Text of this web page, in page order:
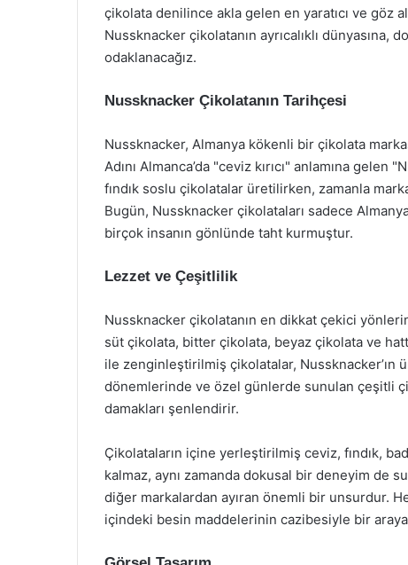
çikolata denilince akla gelen en yaratıcı ve göz
Nussknacker çikolatanın ayrıcalıklı dünyasına,
odaklanacağız.
Nussknacker Çikolatanın Tarihçesi
Nussknacker, Almanya kökenli bir çikolata
Adını Almanca’da "ceviz kırıcı" anlamına
fındık soslu çikolatalar üretilirken, zamanla
Bugün, Nussknacker çikolataları sadece
birçok insanın gönlünde taht kurmuştur.
Lezzet ve Çeşitlilik
Nussknacker çikolatanın en dikkat çekici
süt çikolata, bitter çikolata, beyaz çikolata ve
ile zenginleştirilmiş çikolatalar, Nussknacker’ın
dönemlerinde ve özel günlerde sunulan çeşitli
damakları şenlendirir.
Çikolataların içine yerleştirilmiş ceviz, fındık,
kalmaz, aynı zamanda dokusal bir deneyim de
diğer markalardan ayıran önemli bir unsurdur.
içindeki besin maddelerinin cazibesiyle bir